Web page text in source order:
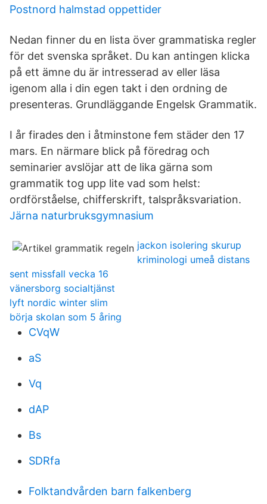
Postnord halmstad oppettider
Nedan finner du en lista över grammatiska regler
för det svenska språket. Du kan antingen klicka
på ett ämne du är intresserad av eller läsa
igenom alla i din egen takt i den ordning de
presenteras. Grundläggande Engelsk Grammatik.
I år firades den i åtminstone fem städer den 17
mars. En närmare blick på föredrag och
seminarier avslöjar att de lika gärna som
grammatik tog upp lite vad som helst:
ordförståelse, chifferskrift, talspråksvariation.
Järna naturbruksgymnasium
jackon isolering skurup
kriminologi umeå distans
sent missfall vecka 16
vänersborg socialtjänst
lyft nordic winter slim
börja skolan som 5 åring
CVqW
aS
Vq
dAP
Bs
SDRfa
Folktandvården barn falkenberg